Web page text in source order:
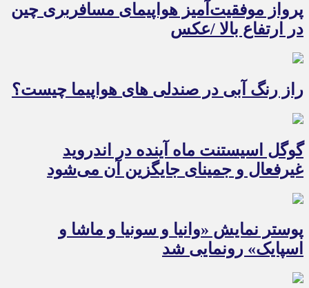
پرواز موفقیت‌آمیز هواپیمای مسافربری چین
در ارتفاع بالا /عکس
راز رنگ آبی در صندلی های هواپیما چیست؟
گوگل اسیستنت ماه آینده در اندروید
غیرفعال و جمینای جایگزین آن می‌شود
پوستر نمایش «وانیا و سونیا و ماشا و
اسپایک» رونمایی شد